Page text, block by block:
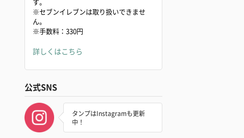
※セブンイレブンは取り扱いできませ
ん。
※手数料：330円
詳しくはこちら
公式SNS
タンプはInstagramも更新
中！